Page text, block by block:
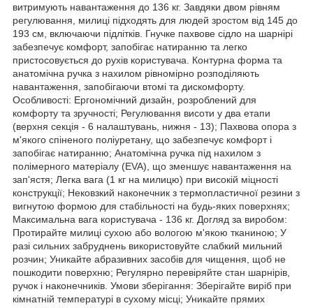
витримують навантаження до 136 кг. Завдяки двом рівням
регулювання, милиці підходять для людей зростом від 145 до
193 см, включаючи підлітків. Гнучке пахвове сідло на шарнірі
забезпечує комфорт, запобігає натиранню та легко
пристосовується до рухів користувача. Контурна форма та
анатомічна ручка з нахилом рівномірно розподіляють
навантаження, запобігаючи втомі та дискомфорту.
Особливості: Ергономічний дизайн, розроблений для
комфорту та зручності; Регулювання висоти у два етапи
(верхня секція - 6 налаштувань, нижня - 13); Пахвова опора з
м'якого спіненого поліуретану, що забезпечує комфорт і
запобігає натиранню; Анатомічна ручка під нахилом з
полімерного матеріалу (EVA), що зменшує навантаження на
зап'ястя; Легка вага (1 кг на милицю) при високій міцності
конструкції; Нековзкий наконечник з термопластичної резини з
вигнутою формою для стабільності на будь-яких поверхнях;
Максимальна вага користувача - 136 кг. Догляд за виробом:
Протирайте милиці сухою або вологою м'якою тканиною; У
разі сильних забруднень використовуйте слабкий мильний
розчин; Уникайте абразивних засобів для чищення, щоб не
пошкодити поверхню; Регулярно перевіряйте стан шарнірів,
ручок і наконечників. Умови зберігання: Зберігайте виріб при
кімнатній температурі в сухому місці; Уникайте прямих